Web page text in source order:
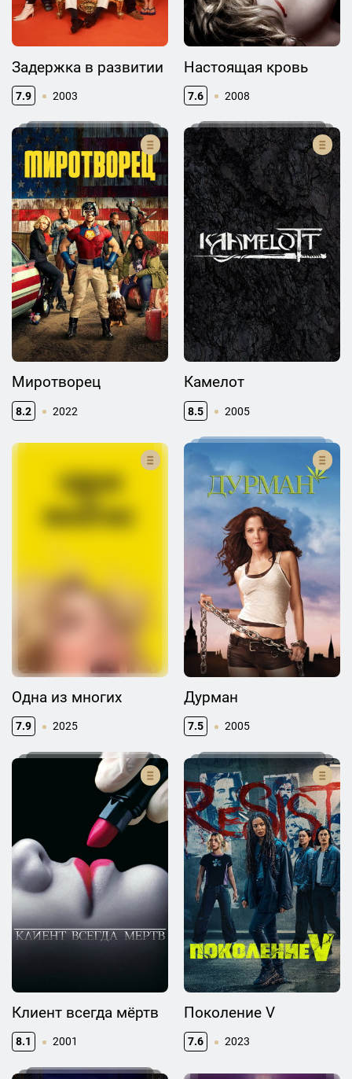
Задержка в развитии
7.9 2003
Настоящая кровь
7.6 2008
Миротворец
8.2 2022
Камелот
8.5 2005
Одна из многих
7.9 2025
Дурман
7.5 2005
Клиент всегда мёртв
8.1 2001
Поколение V
7.6 2023